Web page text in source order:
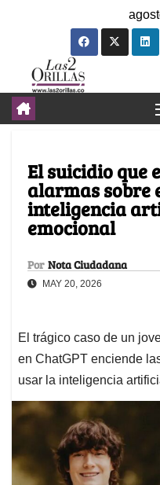
El suicidio que
alarmas sobre
inteligencia
emocional
Por Nota Ciudadana
MAY 20, 2026
El trágico caso de un
en ChatGPT enciende
usar la inteligencia